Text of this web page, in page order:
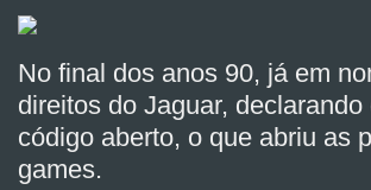
No final dos anos 90, já em
direitos do Jaguar,
código aberto, o que abriu as
games.